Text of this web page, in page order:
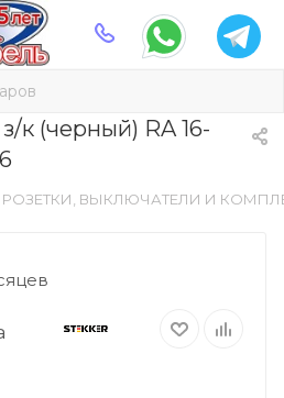
к (черный) RA 16-
РОЗЕТКИ, ВЫКЛЮЧАТЕЛИ И